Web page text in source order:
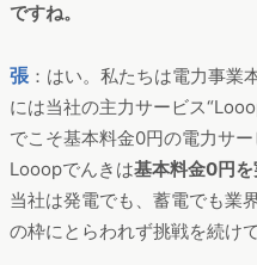
ですね。
張：はい。私たちは電力事業
には当社の主力サービス
でこそ基本料金0円の電力サー
Looopでんきは基本料金0円
当社は発電でも、蓄電でも業
の枠にとらわれず挑戦を続けて